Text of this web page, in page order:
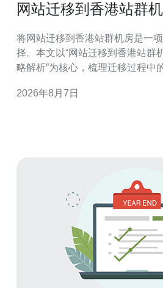
网站迁移到香港站群
将网站迁移到香港站群机房是一
择。本文以“网站迁移到香港站群
略解析”为核心，梳理迁移过程中
GEO层面做出更稳妥的决策。 香港站群机房迁移的主
2026年8月7日